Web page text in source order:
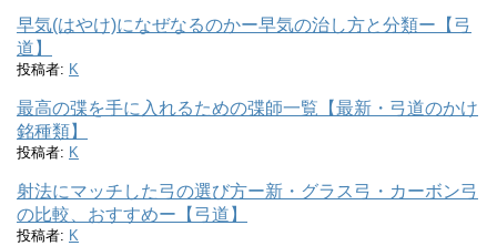
早気(はやけ)になぜなるのかー早気の治し方と分類ー【弓
道】
投稿者: K
最高の弽を手に入れるための弽師一覧【最新・弓道のかけ
銘種類】
投稿者: K
射法にマッチした弓の選び方ー新・グラス弓・カーボン弓
の比較、おすすめー【弓道】
投稿者: K